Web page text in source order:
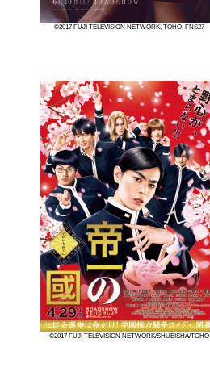
©2017 FUJI TELEVISION NETWORK, TOHO, FNS27
©2017 FUJI TELEVISION NETWORK/SHUEISHA/TOHO